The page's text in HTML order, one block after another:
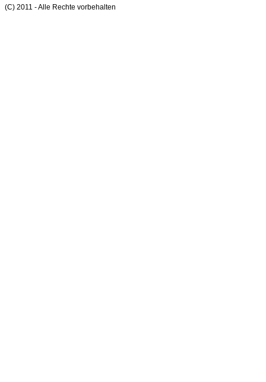
(C) 2011 - Alle Rechte vorbehalten